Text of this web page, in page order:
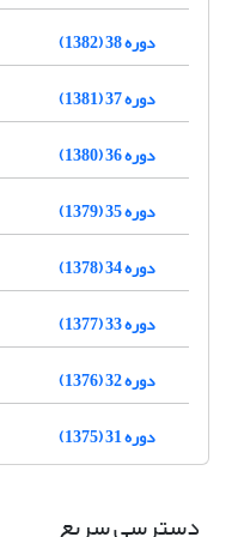
دوره 38 (1382)
دوره 37 (1381)
دوره 36 (1380)
دوره 35 (1379)
دوره 34 (1378)
دوره 33 (1377)
دوره 32 (1376)
دوره 31 (1375)
دسترسی سریع